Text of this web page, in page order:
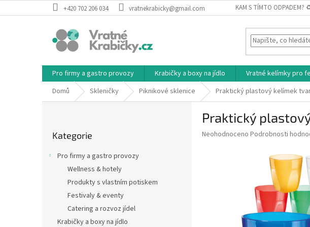
na
+420 702 206 034 vratnekrabicky@gmail.com KAM S TÍMTO ODPADEM?
Pro firmy a gastro provozy Krabičky a boxy na jídlo Vratné kelímky pro
Domů
Skleničky Piknikové sklenice Praktický plastový kelímek
kategorie
Kategorie
Pro firmy a gastro provozy
Wellness & hotely
Produkty s vlastním potiskem
Festivaly & eventy
Catering a rozvoz jídel
Krabičky a boxy na jídlo
Praktický
Průměrné
Neohodnoceno Podrobnosti